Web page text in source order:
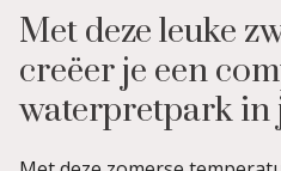
Met deze leuke
creëer je een
waterpretpark in